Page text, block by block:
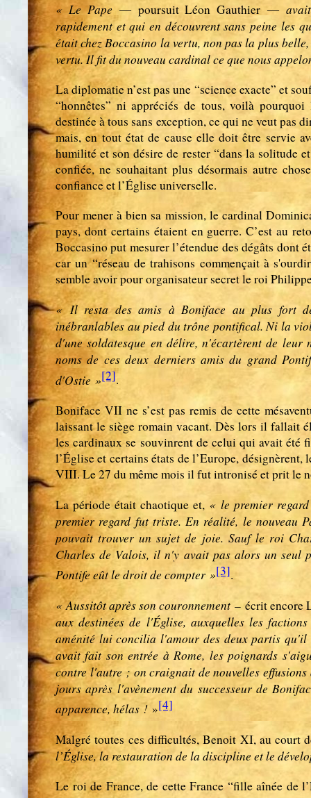
« Le Pape ― poursuit Léon Gauthier ―
rapidement et qui en découvrent sans peine les
était chez Boccasino la vertu, non pas la plus
vertu. Il fit du nouveau cardinal ce que nous
La diplomatie n’est pas une “science exacte” et
“honnêtes” ni appréciés de tous, voilà
destinée à tous sans exception, ce qui ne veut pas
mais, en tout état de cause elle doit être servie
humilité et son désire de rester “dans la solitude
confiée, ne souhaitant plus désormais autre
confiance et l’Église universelle.
Pour mener à bien sa mission, le cardinal
pays, dont certains étaient en guerre. C’est au
Boccasino put mesurer l’étendue des dégâts
car un “réseau de trahisons commençait à
semble avoir pour organisateur secret le roi
« Il resta des amis à Boniface au plus fort
inébranlables au pied du trône pontifical. Ni la
d'une soldatesque en délire, n'écartèrent de
noms de ces deux derniers amis du grand
d'Ostie »[2].
Boniface VII ne s’est pas remis de cette
laissant le siège romain vacant. Dès lors il fallait
les cardinaux se souvinrent de celui qui avait été
l’Église et certains états de l’Europe,
VIII. Le 27 du même mois il fut intronisé et prit le
La période était chaotique et, « le premier
premier regard fut triste. En réalité, le nouveau
pouvait trouver un sujet de joie. Sauf le roi
Charles de Valois, il n'y avait pas alors un seul
Pontife eût le droit de compter »[3].
« Aussitôt après son couronnement – écrit
aux destinées de l'Église, auxquelles les
aménité lui concilia l'amour des deux partis qu'il
avait fait son entrée à Rome, les poignards
contre l'autre ; on craignait de nouvelles effusions
jours après l'avènement du successeur de
apparence, hélas ! »[4]
Malgré toutes ces difficultés, Benoit XI, au court
l’Église, la restauration de la discipline et le
Le roi de France, de cette France “fille aînée de